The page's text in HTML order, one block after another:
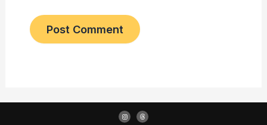
I
n
s
T
h
r